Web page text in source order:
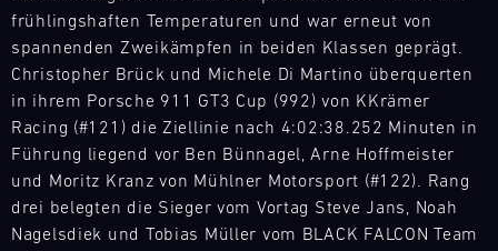
Motorsport-
Kunden
kurzfristig
mit
den
notwendigen
Ersatzteilen.
Jahr
über
bei
diversen
Rennserien
und
Events
Bedürfnisse
unserer
Kunden
zu
reagieren.
Unser
Team
ganze
Sie,
wie
Sie
Streckenzeit
in
pure
Fahrfreude
übertragen.
Auf
Trackday
Racecar
Mugello
Circuit
Bild
Trackdays
auf
den
13.08.
-
15.08.
frühlingshaften Temperaturen und war erneut von
spannenden Zweikämpfen in beiden Klassen geprägt.
Christopher Brück und Michele Di Martino überquerten
in ihrem Porsche 911 GT3 Cup (992) von KKrämer
Racing (#121) die Ziellinie nach 4:02:38.252 Minuten in
Führung liegend vor Ben Bünnagel, Arne Hoffmeister
und Moritz Kranz von Mühlner Motorsport (#122). Rang
drei belegten die Sieger vom Vortag Steve Jans, Noah
Nagelsdiek und Tobias Müller vom BLACK FALCON Team